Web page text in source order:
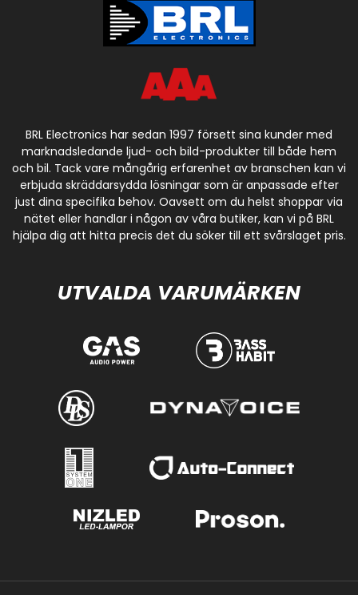
BRL Electronics har sedan 1997 försett sina kunder med
marknadsledande ljud- och bild-produkter till både hem
och bil. Tack vare mångårig erfarenhet av branschen kan vi
erbjuda skräddarsydda lösningar som är anpassade efter
just dina specifika behov. Oavsett om du helst shoppar via
nätet eller handlar i någon av våra butiker, kan vi på BRL
hjälpa dig att hitta precis det du söker till ett svårslaget pris.
UTVALDA VARUMÄRKEN